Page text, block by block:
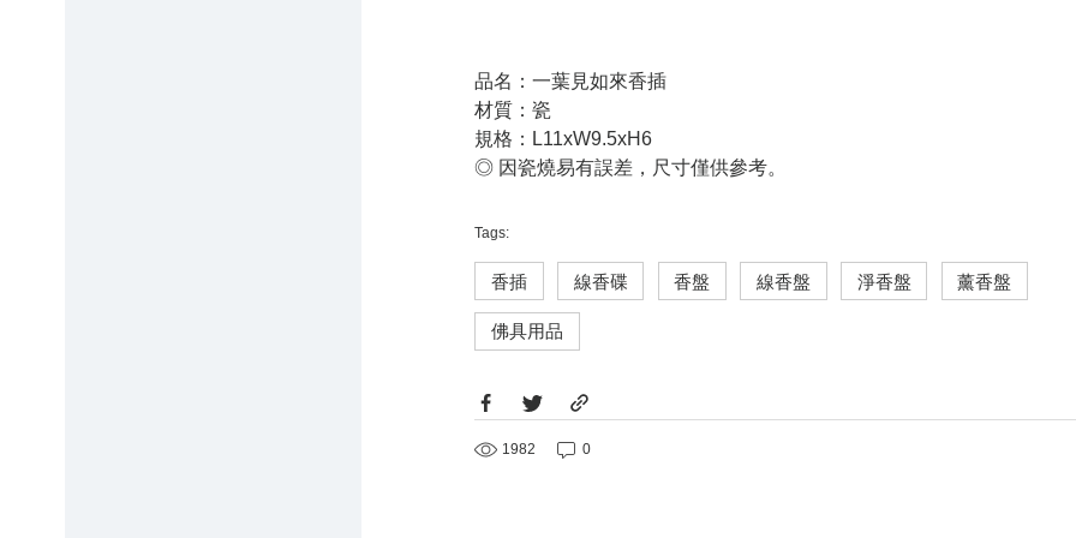
品名：一葉見如來香插
材質：瓷
規格：L11xW9.5xH6
◎ 因瓷燒易有誤差，尺寸僅供參考。
Tags:
香插 線香碟 香盤 線香盤 淨香盤 薰香盤
佛具用品
1982 0